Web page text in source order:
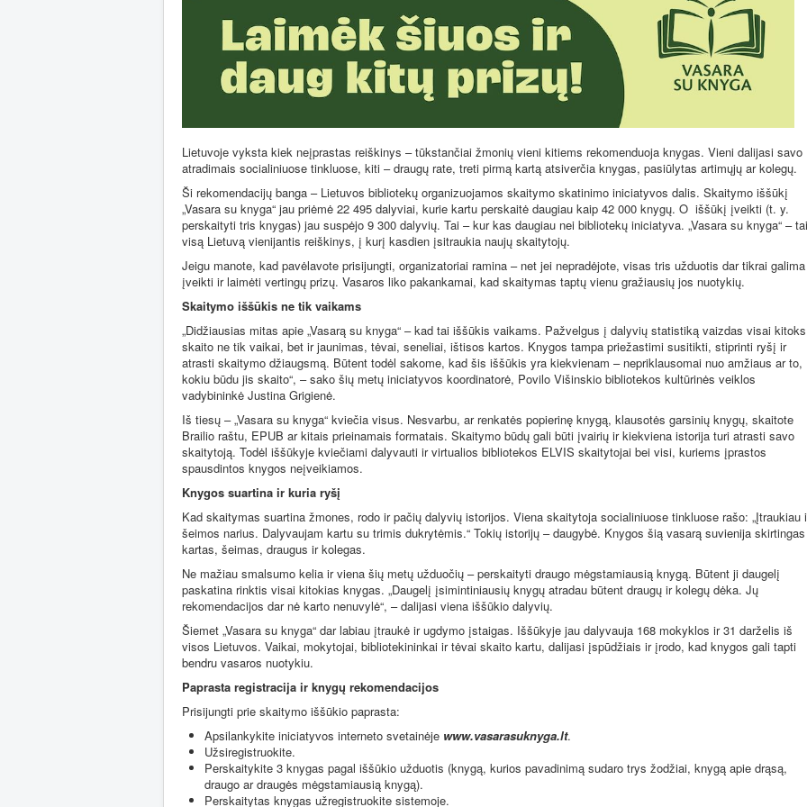
Lietuvoje vyksta kiek neįprastas reiškinys – tūkstančiai žmonių vieni kitiems rekomenduoja knygas. Vieni dalijasi savo
atradimais socialiniuose tinkluose, kiti – draugų rate, treti pirmą kartą atsiverčia knygas, pasiūlytas artimųjų ar kolegų.
Ši rekomendacijų banga – Lietuvos bibliotekų organizuojamos skaitymo skatinimo iniciatyvos dalis. Skaitymo iššūkį
„Vasara su knyga“ jau priėmė 22 495 dalyviai, kurie kartu perskaitė daugiau kaip 42 000 knygų. O iššūkį įveikti (t. y.
perskaityti tris knygas) jau suspėjo 9 300 dalyvių. Tai – kur kas daugiau nei bibliotekų iniciatyva. „Vasara su knyga“ – tai
visą Lietuvą vienijantis reiškinys, į kurį kasdien įsitraukia naujų skaitytojų.
Jeigu manote, kad pavėlavote prisijungti, organizatoriai ramina – net jei nepradėjote, visas tris užduotis dar tikrai galima
įveikti ir laimėti vertingų prizų. Vasaros liko pakankamai, kad skaitymas taptų vienu gražiausių jos nuotykių.
Skaitymo iššūkis ne tik vaikams
„Didžiausias mitas apie „Vasarą su knyga“ – kad tai iššūkis vaikams. Pažvelgus į dalyvių statistiką vaizdas visai
skaito ne tik vaikai, bet ir jaunimas, tėvai, seneliai, ištisos kartos. Knygos tampa priežastimi susitikti, stiprinti ryšį ir
atrasti skaitymo džiaugsmą. Būtent todėl sakome, kad šis iššūkis yra kiekvienam – nepriklausomai nuo amžiaus ar to,
kokiu būdu jis skaito“, – sako šių metų iniciatyvos koordinatorė, Povilo Višinskio bibliotekos kultūrinės veiklos
vadybininkė Justina Grigienė.
Iš tiesų – „Vasara su knyga“ kviečia visus. Nesvarbu, ar renkatės popierinę knygą, klausotės garsinių knygų, skaitote
Brailio raštu, EPUB ar kitais prieinamais formatais. Skaitymo būdų gali būti įvairių ir kiekviena istorija turi atrasti savo
skaitytoją. Todėl iššūkyje kviečiami dalyvauti ir virtualios bibliotekos ELVIS skaitytojai bei visi, kuriems įprastos
spausdintos knygos neįveikiamos.
Knygos suartina ir kuria ryšį
Kad skaitymas suartina žmones, rodo ir pačių dalyvių istorijos. Viena skaitytoja socialiniuose tinkluose rašo: „Įtraukiau
šeimos narius. Dalyvaujam kartu su trimis dukrytėmis.“ Tokių istorijų – daugybė. Knygos šią vasarą suvienija skirtingas
kartas, šeimas, draugus ir kolegas.
Ne mažiau smalsumo kelia ir viena šių metų užduočių – perskaityti draugo mėgstamiausią knygą. Būtent ji daugelį
paskatina rinktis visai kitokias knygas. „Daugelį įsimintiniausių knygų atradau būtent draugų ir kolegų dėka. Jų
rekomendacijos dar nė karto nenuvylė“, – dalijasi viena iššūkio dalyvių.
Šiemet „Vasara su knyga“ dar labiau įtraukė ir ugdymo įstaigas. Iššūkyje jau dalyvauja 168 mokyklos ir 31 darželis iš
visos Lietuvos. Vaikai, mokytojai, bibliotekininkai ir tėvai skaito kartu, dalijasi įspūdžiais ir įrodo, kad knygos gali tapti
bendru vasaros nuotykiu.
Paprasta registracija ir knygų rekomendacijos
Prisijungti prie skaitymo iššūkio paprasta:
Apsilankykite iniciatyvos interneto svetainėje www.vasarasuknyga.lt.
Užsiregistruokite.
Perskaitykite 3 knygas pagal iššūkio užduotis (knygą, kurios pavadinimą sudaro trys žodžiai, knygą apie drąsą,
draugo ar draugės mėgstamiausią knygą).
Perskaitytas knygas užregistruokite sistemoje.